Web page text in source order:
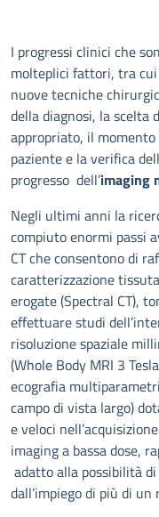
Descrizione
I progressi clinici che
molteplici fattori, tra
nuove tecniche
della diagnosi, la scelta
appropriato, il
paziente e la verifica
progresso dell’imaging
Negli ultimi anni la
compiuto enormi passi
CT che consentono di
caratterizzazione
erogate (Spectral CT),
effettuare studi
risoluzione spaziale
(Whole Body MRI 3
ecografia
campo di vista largo)
e veloci
imaging a bassa dose,
adatto alla possibilità
dall’impiego di più di